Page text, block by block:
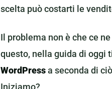
scelta può costarti le
Il problema non è che ce
questo, nella guida di oggi
WordPressa seconda di
Iniziamo?